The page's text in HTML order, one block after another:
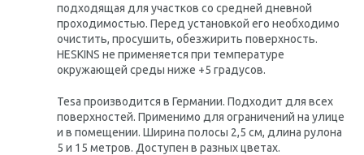
подходящая для участков со средней дневной
проходимостью. Перед установкой его необходимо
очистить, просушить, обезжирить поверхность.
HESKINS не применяется при температуре
окружающей среды ниже +5 градусов.
Tesa производится в Германии. Подходит для всех
поверхностей. Применимо для ограничений на улице
и в помещении. Ширина полосы 2,5 см, длина рулона
5 и 15 метров. Доступен в разных цветах.